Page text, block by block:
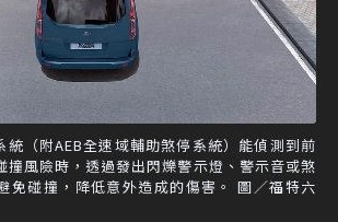
統（附AEB全速域輔助煞停系統）能偵測到前
撞風險時，透過發出閃爍警示燈、警示音或煞
免碰撞，降低意外造成的傷害。 圖／福特六